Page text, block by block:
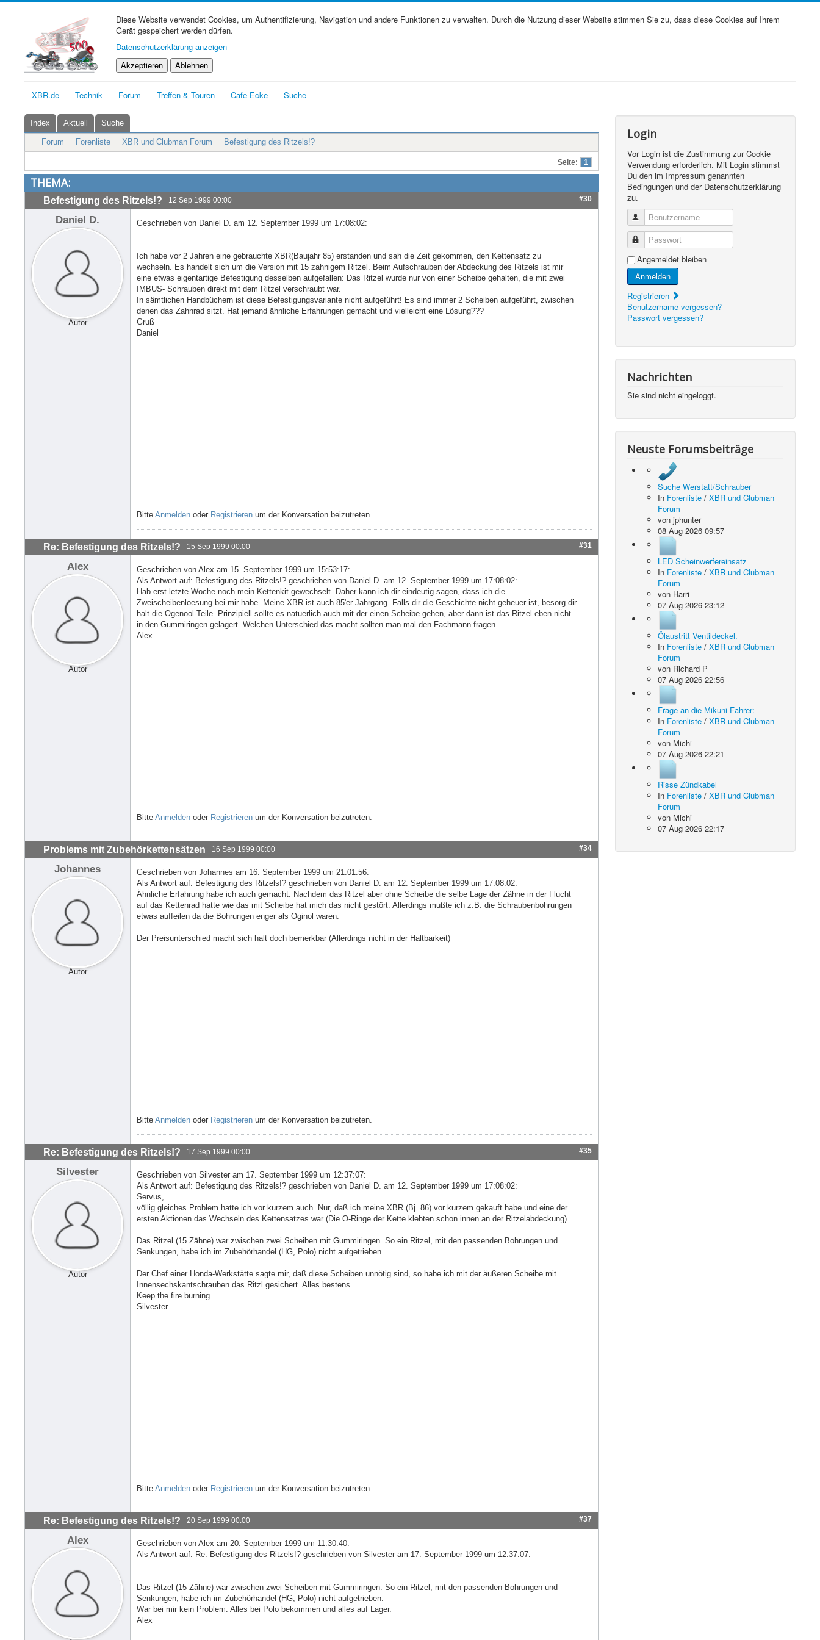
Diese Website verwendet Cookies, um Authentifizierung, Navigation und andere Funktionen zu verwalten. Durch die Nutzung dieser Website stimmen Sie zu, dass diese Cookies auf Ihrem
Gerät gespeichert werden dürfen.
Datenschutzerklärung anzeigen
Akzeptieren
Ablehnen
XBR.de Technik Forum Treffen & Touren Cafe-Ecke Suche
Index Aktuell Suche
Forum Forenliste XBR und Clubman Forum Befestigung des Ritzels!?
Seite: 1
THEMA:
Befestigung des Ritzels!? 12 Sep 1999 00:00 #30
Daniel D.
Autor
Geschrieben von Daniel D. am 12. September 1999 um 17:08:02:
Ich habe vor 2 Jahren eine gebrauchte XBR(Baujahr 85) erstanden und sah die Zeit gekommen, den Kettensatz zu
wechseln. Es handelt sich um die Version mit 15 zahnigem Ritzel. Beim Aufschrauben der Abdeckung des Ritzels ist mir
eine etwas eigentartige Befestigung desselben aufgefallen: Das Ritzel wurde nur von einer Scheibe gehalten, die mit zwei
IMBUS- Schrauben direkt mit dem Ritzel verschraubt war.
In sämtlichen Handbüchern ist diese Befestigungsvariante nicht aufgeführt! Es sind immer 2 Scheiben aufgeführt, zwischen
denen das Zahnrad sitzt. Hat jemand ähnliche Erfahrungen gemacht und vielleicht eine Lösung???
Gruß
Daniel
Bitte Anmelden oder Registrieren um der Konversation beizutreten.
Re: Befestigung des Ritzels!? 15 Sep 1999 00:00 #31
Alex
Autor
Geschrieben von Alex am 15. September 1999 um 15:53:17:
Als Antwort auf: Befestigung des Ritzels!? geschrieben von Daniel D. am 12. September 1999 um 17:08:02:
Hab erst letzte Woche noch mein Kettenkit gewechselt. Daher kann ich dir eindeutig sagen, dass ich die
Zweischeibenloesung bei mir habe. Meine XBR ist auch 85'er Jahrgang. Falls dir die Geschichte nicht geheuer ist, besorg dir
halt die Ogenool-Teile. Prinzipiell sollte es natuerlich auch mit der einen Scheibe gehen, aber dann ist das Ritzel eben nicht
in den Gummiringen gelagert. Welchen Unterschied das macht sollten man mal den Fachmann fragen.
Alex
Bitte Anmelden oder Registrieren um der Konversation beizutreten.
Problems mit Zubehörkettensätzen 16 Sep 1999 00:00 #34
Johannes
Autor
Geschrieben von Johannes am 16. September 1999 um 21:01:56:
Als Antwort auf: Befestigung des Ritzels!? geschrieben von Daniel D. am 12. September 1999 um 17:08:02:
Ähnliche Erfahrung habe ich auch gemacht. Nachdem das Ritzel aber ohne Scheibe die selbe Lage der Zähne in der Flucht
auf das Kettenrad hatte wie das mit Scheibe hat mich das nicht gestört. Allerdings mußte ich z.B. die Schraubenbohrungen
etwas auffeilen da die Bohrungen enger als Oginol waren.
Der Preisunterschied macht sich halt doch bemerkbar (Allerdings nicht in der Haltbarkeit)
Bitte Anmelden oder Registrieren um der Konversation beizutreten.
Re: Befestigung des Ritzels!? 17 Sep 1999 00:00 #35
Silvester
Autor
Geschrieben von Silvester am 17. September 1999 um 12:37:07:
Als Antwort auf: Befestigung des Ritzels!? geschrieben von Daniel D. am 12. September 1999 um 17:08:02:
Servus,
völlig gleiches Problem hatte ich vor kurzem auch. Nur, daß ich meine XBR (Bj. 86) vor kurzem gekauft habe und eine der
ersten Aktionen das Wechseln des Kettensatzes war (Die O-Ringe der Kette klebten schon innen an der Ritzelabdeckung).
Das Ritzel (15 Zähne) war zwischen zwei Scheiben mit Gummiringen. So ein Ritzel, mit den passenden Bohrungen und
Senkungen, habe ich im Zubehörhandel (HG, Polo) nicht aufgetrieben.
Der Chef einer Honda-Werkstätte sagte mir, daß diese Scheiben unnötig sind, so habe ich mit der äußeren Scheibe mit
Innensechskantschrauben das Ritzl gesichert. Alles bestens.
Keep the fire burning
Silvester
Bitte Anmelden oder Registrieren um der Konversation beizutreten.
Re: Befestigung des Ritzels!? 20 Sep 1999 00:00 #37
Alex
Geschrieben von Alex am 20. September 1999 um 11:30:40:
Als Antwort auf: Re: Befestigung des Ritzels!? geschrieben von Silvester am 17. September 1999 um 12:37:07:
Das Ritzel (15 Zähne) war zwischen zwei Scheiben mit Gummiringen. So ein Ritzel, mit den passenden Bohrungen und
Senkungen, habe ich im Zubehörhandel (HG, Polo) nicht aufgetrieben.
War bei mir kein Problem. Alles bei Polo bekommen und alles auf Lager.
Alex
Login
Vor Login ist die Zustimmung zur Cookie
Verwendung erforderlich. Mit Login stimmst
Du den im Impressum genannten
Bedingungen und der Datenschutzerklärung
zu.
Benutzername
Passwort
Angemeldet bleiben
Anmelden
Registrieren
Benutzername vergessen?
Passwort vergessen?
Nachrichten
Sie sind nicht eingeloggt.
Neuste Forumsbeiträge
Suche Werstatt/Schrauber
In Forenliste /XBR und Clubman
Forum
vonjphunter
08 Aug 2026 09:57
LED Scheinwerfereinsatz
In Forenliste /XBR und Clubman
Forum
von Harri
07 Aug 2026 23:12
Ölaustritt Ventildeckel.
In Forenliste /XBR und Clubman
Forum
von Richard P
07 Aug 2026 22:56
Frage an die Mikuni Fahrer:
In Forenliste /XBR und Clubman
Forum
von Michi
07 Aug 2026 22:21
Risse Zündkabel
In Forenliste /XBR und Clubman
Forum
von Michi
07 Aug 2026 22:17